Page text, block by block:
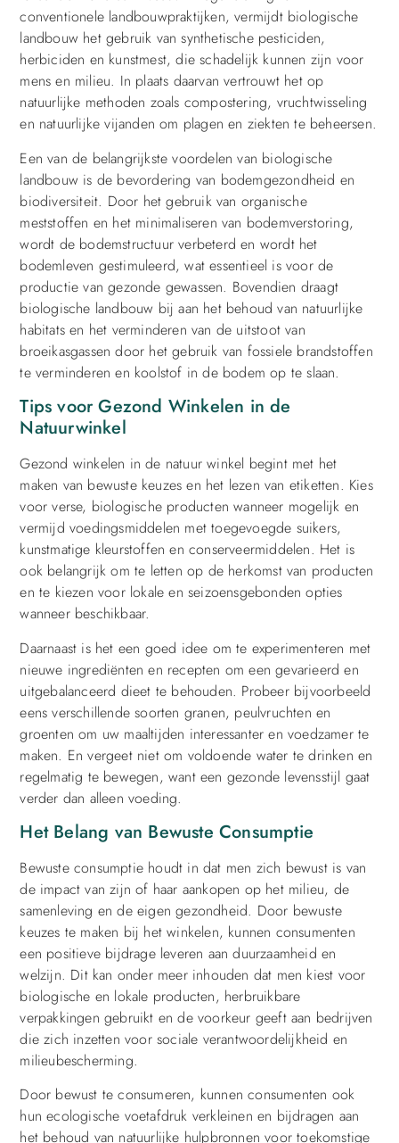
conventionele landbouwpraktijken, vermijdt biologische
landbouw het gebruik van synthetische pesticiden,
herbiciden en kunstmest, die schadelijk kunnen zijn voor
mens en milieu. In plaats daarvan vertrouwt het op
natuurlijke methoden zoals compostering, vruchtwisseling
en natuurlijke vijanden om plagen en ziekten te beheersen.
Een van de belangrijkste voordelen van biologische
landbouw is de bevordering van bodemgezondheid en
biodiversiteit. Door het gebruik van organische
meststoffen en het minimaliseren van bodemverstoring,
wordt de bodemstructuur verbeterd en wordt het
bodemleven gestimuleerd, wat essentieel is voor de
productie van gezonde gewassen. Bovendien draagt
biologische landbouw bij aan het behoud van natuurlijke
habitats en het verminderen van de uitstoot van
broeikasgassen door het gebruik van fossiele brandstoffen
te verminderen en koolstof in de bodem op te slaan.
Tips voor Gezond Winkelen in de
Natuurwinkel
Gezond winkelen in de natuur winkel begint met het
maken van bewuste keuzes en het lezen van etiketten. Kies
voor verse, biologische producten wanneer mogelijk en
vermijd voedingsmiddelen met toegevoegde suikers,
kunstmatige kleurstoffen en conserveermiddelen. Het is
ook belangrijk om te letten op de herkomst van producten
en te kiezen voor lokale en seizoensgebonden opties
wanneer beschikbaar.
Daarnaast is het een goed idee om te experimenteren met
nieuwe ingrediënten en recepten om een gevarieerd en
uitgebalanceerd dieet te behouden. Probeer bijvoorbeeld
eens verschillende soorten granen, peulvruchten en
groenten om uw maaltijden interessanter en voedzamer te
maken. En vergeet niet om voldoende water te drinken en
regelmatig te bewegen, want een gezonde levensstijl gaat
verder dan alleen voeding.
Het Belang van Bewuste Consumptie
Bewuste consumptie houdt in dat men zich bewust is van
de impact van zijn of haar aankopen op het milieu, de
samenleving en de eigen gezondheid. Door bewuste
keuzes te maken bij het winkelen, kunnen consumenten
een positieve bijdrage leveren aan duurzaamheid en
welzijn. Dit kan onder meer inhouden dat men kiest voor
biologische en lokale producten, herbruikbare
verpakkingen gebruikt en de voorkeur geeft aan bedrijven
die zich inzetten voor sociale verantwoordelijkheid en
milieubescherming.
Door bewust te consumeren, kunnen consumenten ook
hun ecologische voetafdruk verkleinen en bijdragen aan
het behoud van natuurlijke hulpbronnen voor toekomstige